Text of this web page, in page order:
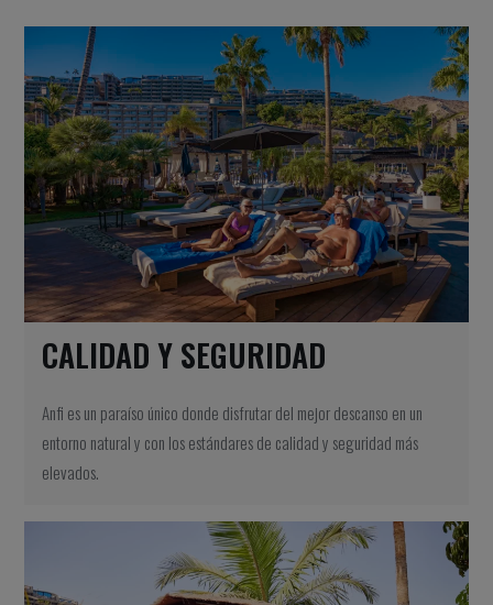
CALIDAD Y SEGURIDAD
Anfi es un paraíso único donde disfrutar del mejor descanso en un
entorno natural y con los estándares de calidad y seguridad más
elevados.